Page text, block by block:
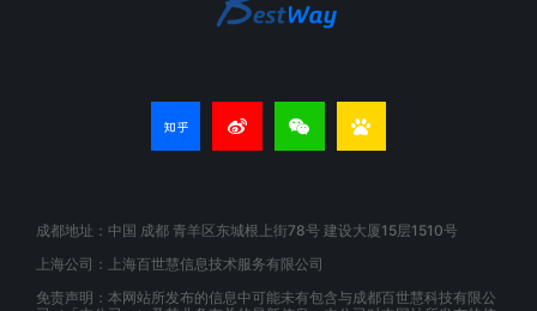
成都地址：中国 成都 青羊区东城根上街78号 建设大厦15层1510号
上海公司：上海百世慧信息技术服务有限公司
免责声明：本网站所发布的信息中可能未有包含与成都百世慧科技有限公